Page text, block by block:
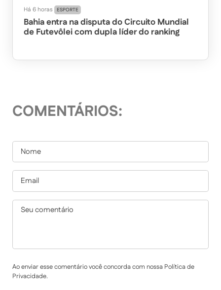
Há 6 horas ESPORTE
Bahia entra na disputa do Circuito Mundial
de Futevôlei com dupla líder do ranking
COMENTÁRIOS:
Ao enviar esse comentário você concorda com nossa Política de
Privacidade.